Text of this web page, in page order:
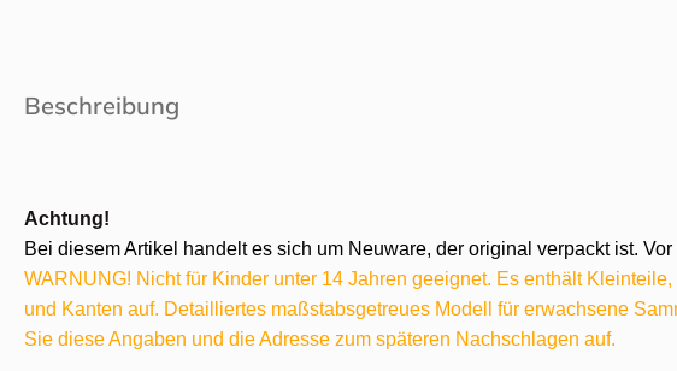
Beschreibung
Achtung!
Bei diesem Artikel handelt es sich um Neuware, der original verpackt ist.
WARNUNG! Nicht für Kinder unter 14 Jahren geeignet. Es enthält
und Kanten auf. Detailliertes maßstabsgetreues Modell für erwachsene
Sie diese Angaben und die Adresse zum späteren Nachschlagen auf.